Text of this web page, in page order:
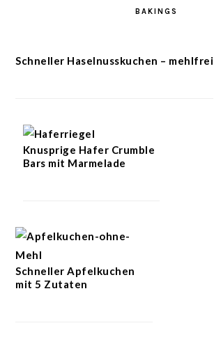
BAKINGS
Schneller Haselnusskuchen – mehlfrei
Knusprige Hafer Crumble
Bars mit Marmelade
Schneller Apfelkuchen
mit 5 Zutaten